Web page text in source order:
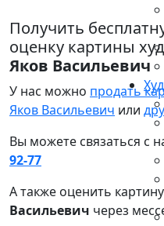
Получить
оценку картины
Яков Васильевич
У нас можно продать
Яков Васильевич или
Вы можете связаться с
92-77
А также оценить
Васильевич через